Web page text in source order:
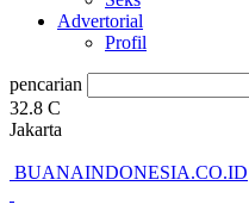
Advertorial
Profil
pencarian
32.8 C
Jakarta
BUANAINDONESIA.CO.ID